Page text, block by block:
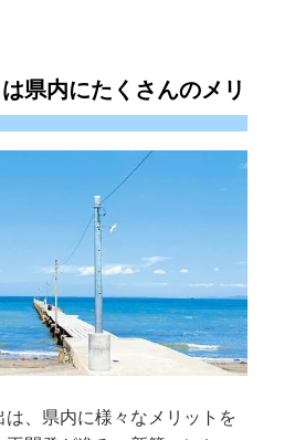
県内にたくさんのメリ
、県内に様々なメリットを